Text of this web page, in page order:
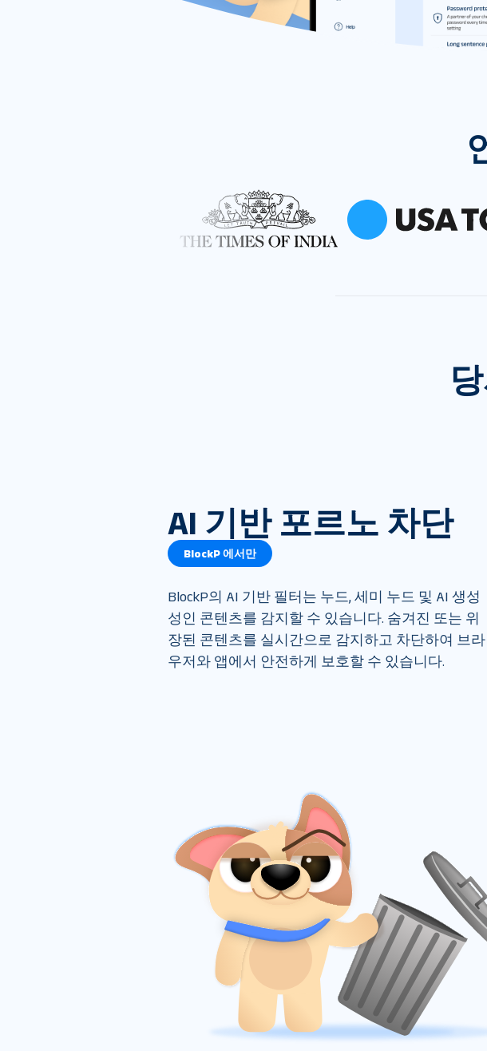
AI 기반 포르노 차단
BlockP 에서만
BlockP의 AI 기반 필터는 누드, 세미 누드 및 AI 생성
성인 콘텐츠를 감지할 수 있습니다. 숨겨진 또는 위
장된 콘텐츠를 실시간으로 감지하고 차단하여 브라
우저와 앱에서 안전하게 보호할 수 있습니다.